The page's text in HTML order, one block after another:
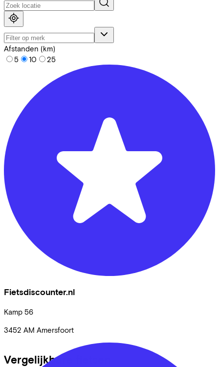
Afstanden (km)
5
10 25
Fietsdiscounter.nl
Kamp 56
3452 AM Amersfoort
Vergelijkbare fietsen